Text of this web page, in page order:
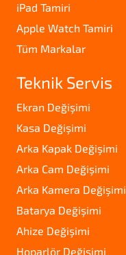
iPad Tamiri
Apple Watch Tamiri
Tüm Markalar
Teknik Servis
Ekran Değişimi
Kasa Değişimi
Arka Kapak Değişimi
Arka Cam Değişimi
Arka Kamera Değişimi
Batarya Değişimi
Ahize Değişimi
Hoparlör Değişimi